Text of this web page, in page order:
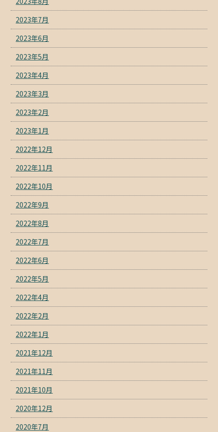
2023年7月
2023年6月
2023年5月
2023年4月
2023年3月
2023年2月
2023年1月
2022年12月
2022年11月
2022年10月
2022年9月
2022年8月
2022年7月
2022年6月
2022年5月
2022年4月
2022年2月
2022年1月
2021年12月
2021年11月
2021年10月
2020年12月
2020年7月